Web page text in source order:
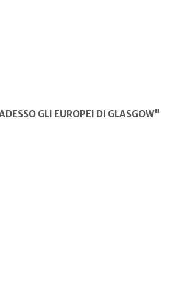
GLI EUROPEI DI GLASGOW"